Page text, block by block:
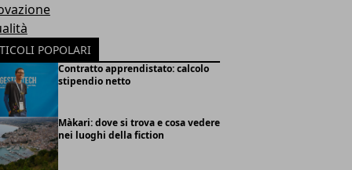
POPOLARI
Contratto apprendistato: calcolo
stipendio netto
Màkari: dove si trova e cosa vedere
nei luoghi della fiction